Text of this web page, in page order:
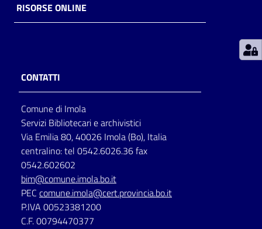
Decentrate
Seguici
su
RISORSE ONLINE
CONTATTI
Comune di Imola
Servizi Bibliotecari e archivistici
Via Emilia 80, 40026 Imola (Bo), Italia
centralino: tel 0542.6026.36 fax
0542.602602
bim@comune.imola.bo.it
PEC comune.imola@cert.provincia.bo.it
P.IVA 00523381200
C.F. 00794470377